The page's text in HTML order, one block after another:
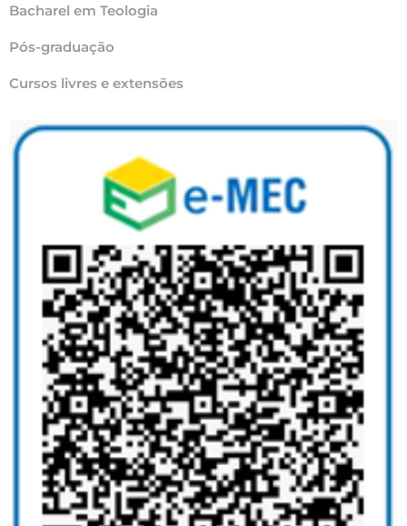
Bacharel em Teologia
Pós-graduação
Cursos livres e extensões